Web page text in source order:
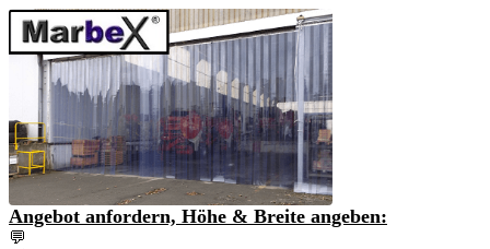
Angebot anfordern, Höhe & Breite angeben:
💬